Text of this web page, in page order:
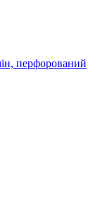
перфорований